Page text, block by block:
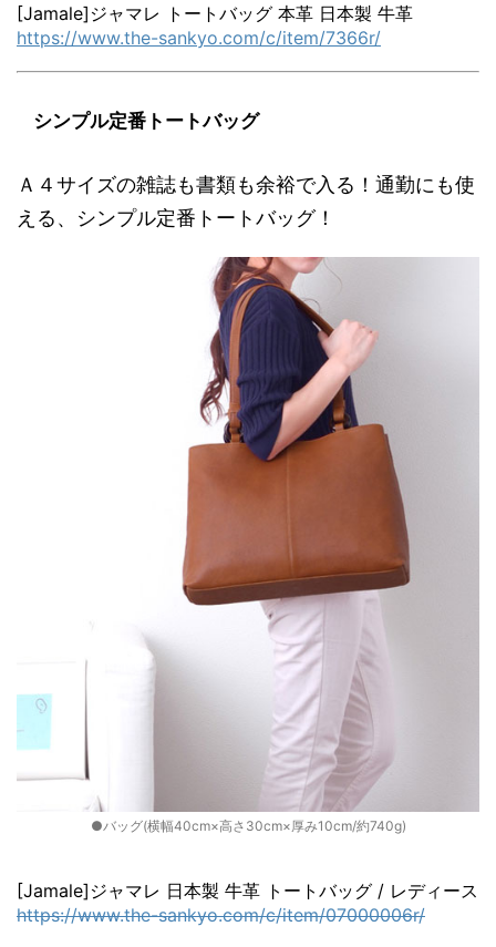
[Jamale]ジャマレ トートバッグ 本革 日本製 牛革
https://www.the-sankyo.com/c/item/7366r/
シンプル定番トートバッグ
Ａ４サイズの雑誌も書類も余裕で入る！通勤にも使
える、シンプル定番トートバッグ！
●バッグ(横幅40cm×高さ30cm×厚み10cm/約740g)
[Jamale]ジャマレ 日本製 牛革 トートバッグ / レディース
https://www.the-sankyo.com/c/item/07000006r/